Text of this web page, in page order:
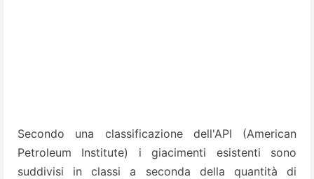
Secondo una classificazione dell'API (American
Petroleum Institute) i giacimenti esistenti sono
suddivisi in classi a seconda della quantità di